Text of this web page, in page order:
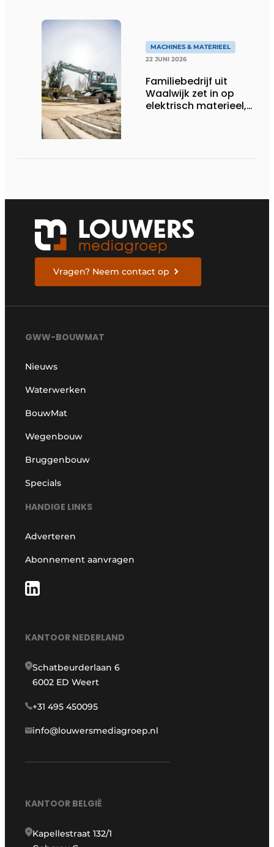
MACHINES & MATERIEEL
22 JUNI 2026
Familiebedrijf uit
Waalwijk zet in op
elektrisch materieel,
Vragen? Neem contact op
GWW-BOUWMAT
Nieuws
Waterwerken
BouwMat
Wegenbouw
Bruggenbouw
Specials
HANDIGE LINKS
Adverteren
Abonnement aanvragen
KANTOOR NEDERLAND
Schatbeurderlaan 6
6002 ED Weert
+31 495 450095
info@louwersmediagroep.nl
KANTOOR BELGIË
Kapellestraat 132/1